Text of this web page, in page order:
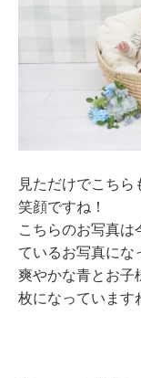
見ただけでこちら
笑顔ですね！
こちらのお写真は
ているお写真にな
爽やかな青とお子
枚になっていま